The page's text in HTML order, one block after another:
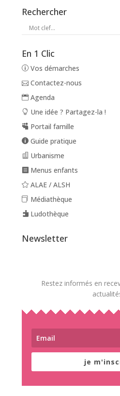
Rechercher
En 1 Clic
Vos démarches
Contactez-nous
Agenda
Une idée ? Partagez-la !
Portail famille
Guide pratique
Urbanisme
Menus enfants
ALAE / ALSH
Médiathèque
Ludothèque
Newsletter
Restez informés en
je